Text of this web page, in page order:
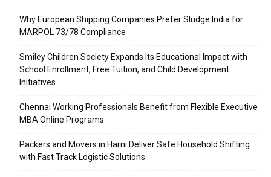
Why European Shipping Companies Prefer Sludge India for
MARPOL 73/78 Compliance
Smiley Children Society Expands Its Educational Impact with
School Enrollment, Free Tuition, and Child Development
Initiatives
Chennai Working Professionals Benefit from Flexible Executive
MBA Online Programs
Packers and Movers in Harni Deliver Safe Household Shifting
with Fast Track Logistic Solutions